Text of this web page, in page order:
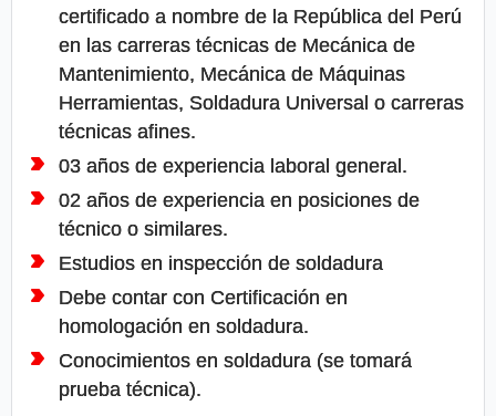
certificado a nombre de la República del Perú
en las carreras técnicas de Mecánica de
Mantenimiento, Mecánica de Máquinas
Herramientas, Soldadura Universal o carreras
técnicas afines.
03 años de experiencia laboral general.
02 años de experiencia en posiciones de
técnico o similares.
Estudios en inspección de soldadura
Debe contar con Certificación en
homologación en soldadura.
Conocimientos en soldadura (se tomará
prueba técnica).